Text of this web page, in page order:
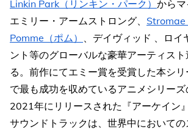
Linkin Park（リンキン・パーク） から
エミリー・アームストロング、 Stromae
Pomme（ポム）
、デイヴィッド 、ロ
ント等のグローバルな豪華アーティス
る。前作にてエミー賞を受賞した本シ
で最も成功を収めているアニメシリーズ
2021年にリリースされた『アーケイン
サウンドトラックは、世界中において